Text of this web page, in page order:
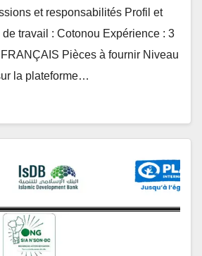
et responsabilités Profil et
travail : Cotonou Expérience : 3
Pièces à fournir Niveau
la plateforme…